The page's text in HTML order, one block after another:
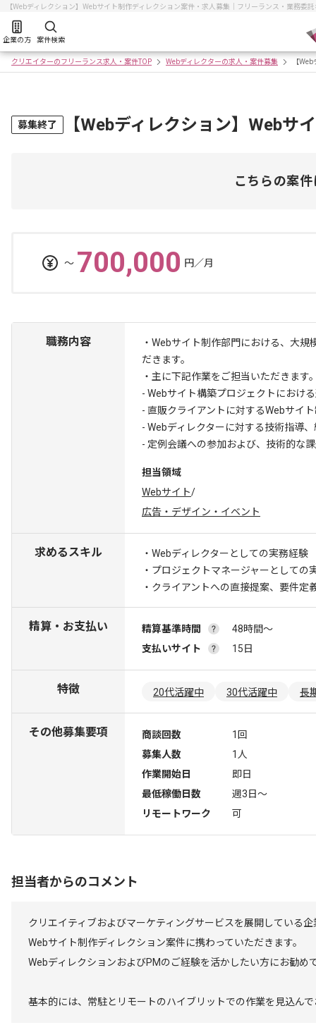
【Webディレクション】Webサイト制作ディレクション案件・求人募集｜フリーランス・業務委
企業の方 案件検索
クリエイターのフリーランス求人・案件TOP Webディレクターの求人・案件募集 【
募集終了 【Webディレクション】Webサ
こちらの案
〜 700,000 円／月
職務内容
・Webサイト制作部門における、大
だきます。
・主に下記作業をご担当いただきます
- Webサイト構築プロジェクトにおけ
- 直販クライアントに対するWebサイ
- Webディレクターに対する技術指導
- 定例会議への参加および、技術的な
担当領域
Webサイト/
広告・デザイン・イベント
求めるスキル
・Webディレクターとしての実務経験
・プロジェクトマネージャーとしての
・クライアントへの直接提案、要件
精算・お支払い 精算基準時間
48時間〜
支払いサイト
15日
特徴 20代活躍中 30代活躍中 長
その他募集要項 商談回数
1回
募集人数
1人
作業開始日
即日
最低稼働日数
週3日〜
リモートワーク
可
担当者からのコメント
クリエイティブおよびマーケティングサービスを展開している
Webサイト制作ディレクション案件に携わっていただきます。
WebディレクションおよびPMのご経験を活かしたい方にお勧め
基本的には、常駐とリモートのハイブリットでの作業を見込ん